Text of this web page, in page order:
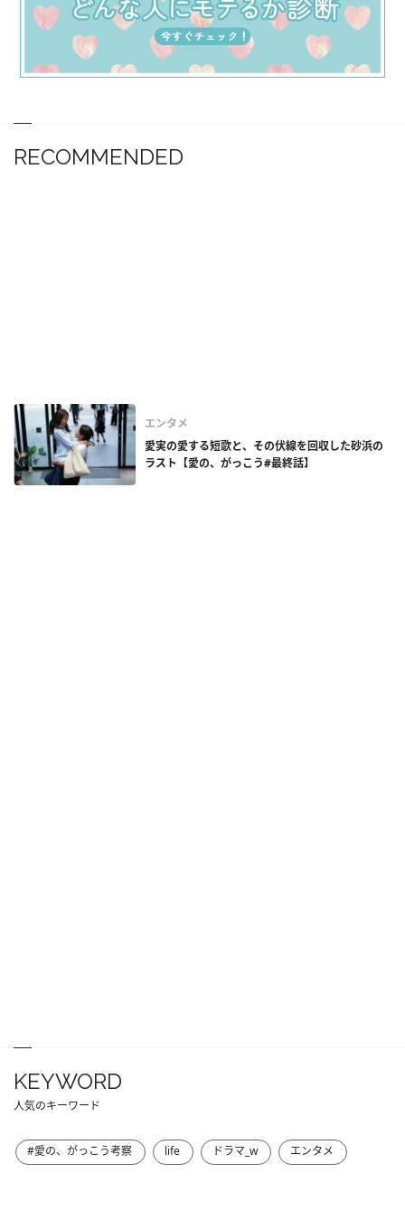
RECOMMENDED
エンタメ
愛実の愛する短歌と、その伏線を回収した砂浜の
ラスト【愛の、がっこう#最終話】
KEYWORD
人気のキーワード
#愛の、がっこう考察 life ドラマ_w エンタメ